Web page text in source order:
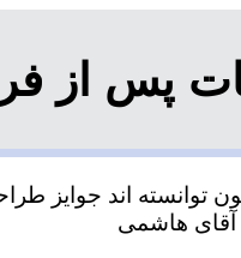
پس از
توانسته اند جوایز